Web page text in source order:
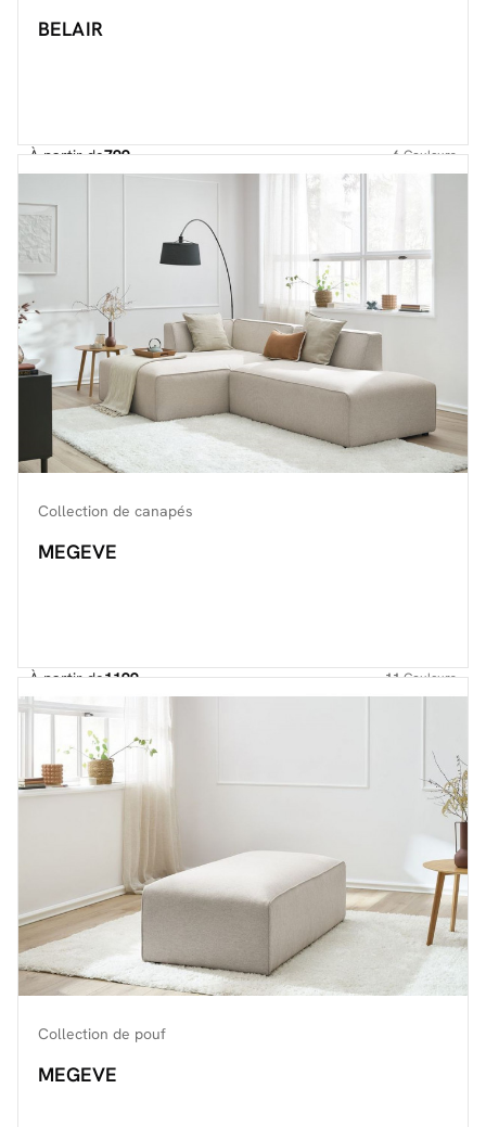
BELAIR
À partir de799.- 6Couleurs
Découvrir toute la collection
Collection de canapés
MEGEVE
À partir de1199.- 11Couleurs
Découvrir toute la collection
Collection de pouf
MEGEVE